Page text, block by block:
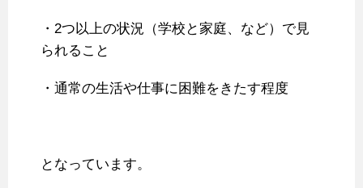
・2つ以上の状況（学校と家庭、など）で見
られること
・通常の生活や仕事に困難をきたす程度
となっています。